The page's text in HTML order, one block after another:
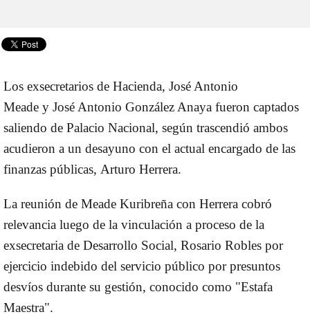
Los exsecretarios de Hacienda, José Antonio
Meade y José Antonio González Anaya fueron captados
saliendo de Palacio Nacional, según trascendió ambos
acudieron a un desayuno con el actual encargado de las
finanzas públicas, Arturo Herrera.
La reunión de Meade Kuribreña con Herrera cobró
relevancia luego de la vinculación a proceso de la
exsecretaria de Desarrollo Social, Rosario Robles por
ejercicio indebido del servicio público por presuntos
desvíos durante su gestión, conocido como "Estafa
Maestra".